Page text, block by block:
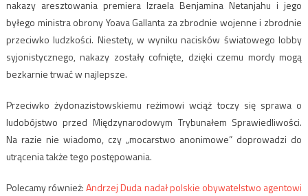
nakazy aresztowania premiera Izraela Benjamina Netanjahu i jego
byłego ministra obrony Yoava Gallanta za zbrodnie wojenne i zbrodnie
przeciwko ludzkości. Niestety, w wyniku nacisków światowego lobby
syjonistycznego, nakazy zostały cofnięte, dzięki czemu mordy mogą
bezkarnie trwać w najlepsze.
Przeciwko żydonazistowskiemu reżimowi wciąż toczy się sprawa o
ludobójstwo przed Międzynarodowym Trybunałem Sprawiedliwości.
Na razie nie wiadomo, czy „mocarstwo anonimowe” doprowadzi do
utrącenia także tego postępowania.
Polecamy również:Andrzej Duda nadał polskie obywatelstwo agentowi